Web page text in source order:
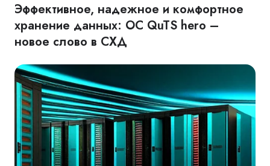
Эффективное, надежное и комфортное
хранение данных: ОС QuTS hero –
новое слово в СХД